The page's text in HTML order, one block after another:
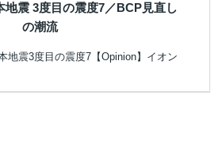
震 3度目の震度7／BCP見直し
の潮流
地震3度目の震度7【Opinion】イオン